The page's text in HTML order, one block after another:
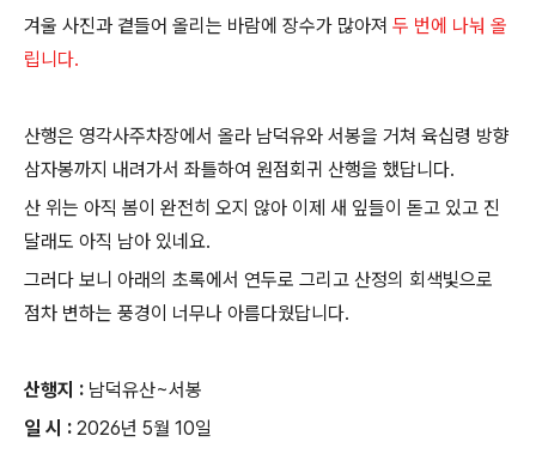
겨울 사진과 곁들어 올리는 바람에 장수가 많아져 두 번에 나눠 올
립니다.
산행은 영각사주차장에서 올라 남덕유와 서봉을 거쳐 육십령 방향
삼자봉까지 내려가서 좌틀하여 원점회귀 산행을 했답니다.
산 위는 아직 봄이 완전히 오지 않아 이제 새 잎들이 돋고 있고 진
달래도 아직 남아 있네요.
그러다 보니 아래의 초록에서 연두로 그리고 산정의 회색빛으로
점차 변하는 풍경이 너무나 아름다웠답니다.
산행지 : 남덕유산~서봉
일 시 : 2026년 5월 10일